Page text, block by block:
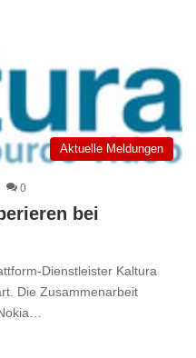
Aktuelle Meldungen
0
bei
Dienstleister Kaltura
Die Zusammenarbeit